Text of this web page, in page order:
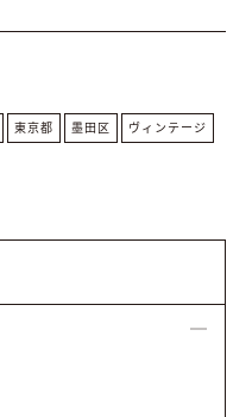
東京都 墨田区 ヴィンテージ